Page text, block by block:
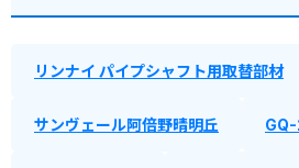
リンナイ パイプシャフト用取替部材
サンヴェール阿倍野晴明丘